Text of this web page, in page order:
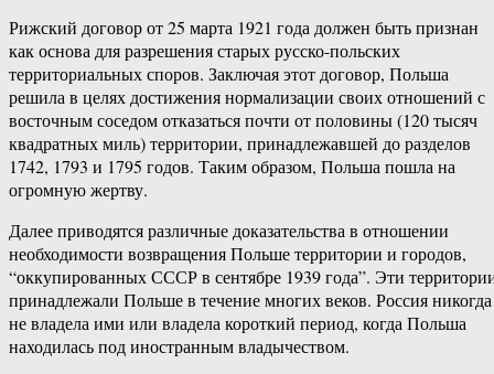
Рижский договор от 25 марта 1921 года должен быть признан
как основа для разрешения старых русско-польских
территориальных споров. Заключая этот договор, Польша
решила в целях достижения нормализации своих отношений с
восточным соседом отказаться почти от половины (120 тысяч
квадратных миль) территории, принадлежавшей до разделов
1742, 1793 и 1795 годов. Таким образом, Польша пошла на
огромную жертву.
Далее приводятся различные доказательства в отношении
необходимости возвращения Польше территории и городов,
“оккупированных СССР в сентябре 1939 года”. Эти
принадлежали Польше в течение многих веков. Россия никогда
не владела ими или владела короткий период, когда Польша
находилась под иностранным владычеством.